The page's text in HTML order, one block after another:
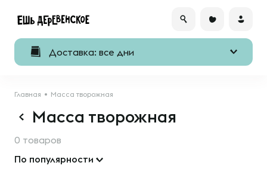
Доставка: все дни
Главная Масса творожная
Масса творожная
0 товаров
По популярности